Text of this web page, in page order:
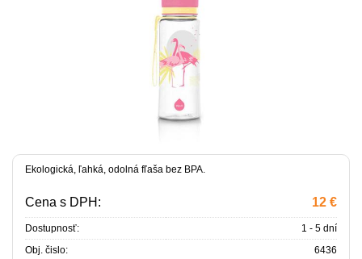
Ekologická, ľahká, odolná fľaša bez BPA.
Cena s DPH: 12 €
Dostupnosť:
1 - 5 dní
Obj. čislo:
6436